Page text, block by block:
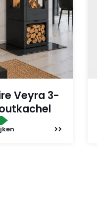
Veyra 3-